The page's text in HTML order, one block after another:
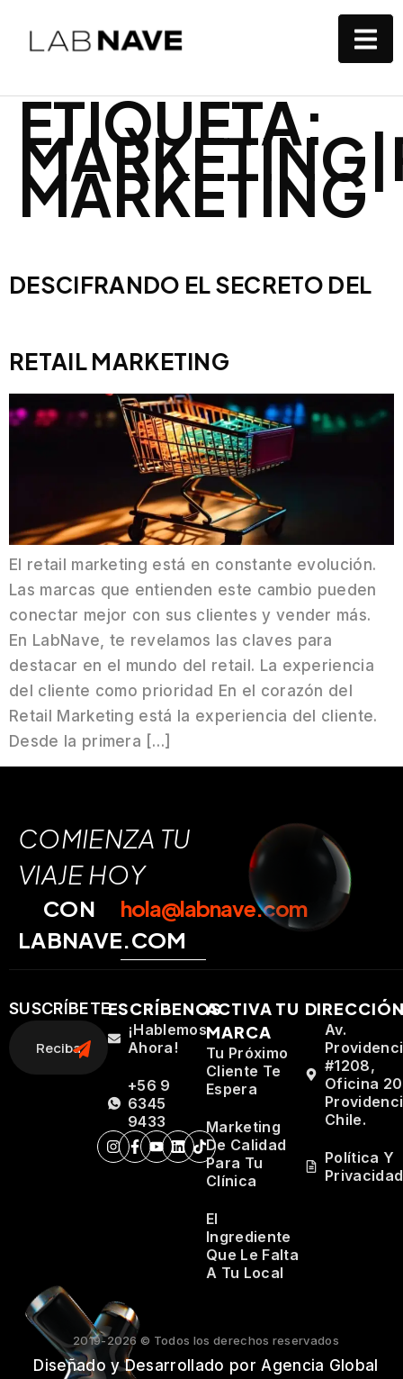
ETIQUETA:
MARKETING
DESCIFRANDO EL SECRETO DEL
RETAIL MARKETING
El retail marketing está en constante evolución.
Las marcas que entienden este cambio pueden
conectar mejor con sus clientes y vender más.
En LabNave, te revelamos las claves para
destacar en el mundo del retail. La experiencia
del cliente como prioridad En el corazón del
Retail Marketing está la experiencia del cliente.
Desde la primera […]
COMIENZA TU
VIAJE HOY
CON
LABNAVE.COM
hola@labnave.com
SUSCRÍBETEESCRÍBENOS
¡Hablemos
Ahora!
+56 9
6345
9433
ACTIVA TU
MARCA
Tu Próximo
Cliente Te
Espera
Marketing
De Calidad
Para Tu
Clínica
El
Ingrediente
Que Le Falta
A Tu Local
Av.
#1208,
Oficina
Chile.
Política Y
Privacidad
2019-2026 © Todos los derechos reservados
Diseñado y Desarrollado por Agencia Global